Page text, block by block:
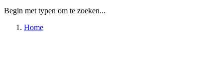
Begin met typen om te zoeken...
Home